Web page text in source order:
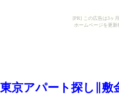
[PR] この広告は3ヶ
ホームページを更
東京アパート探し∥敷